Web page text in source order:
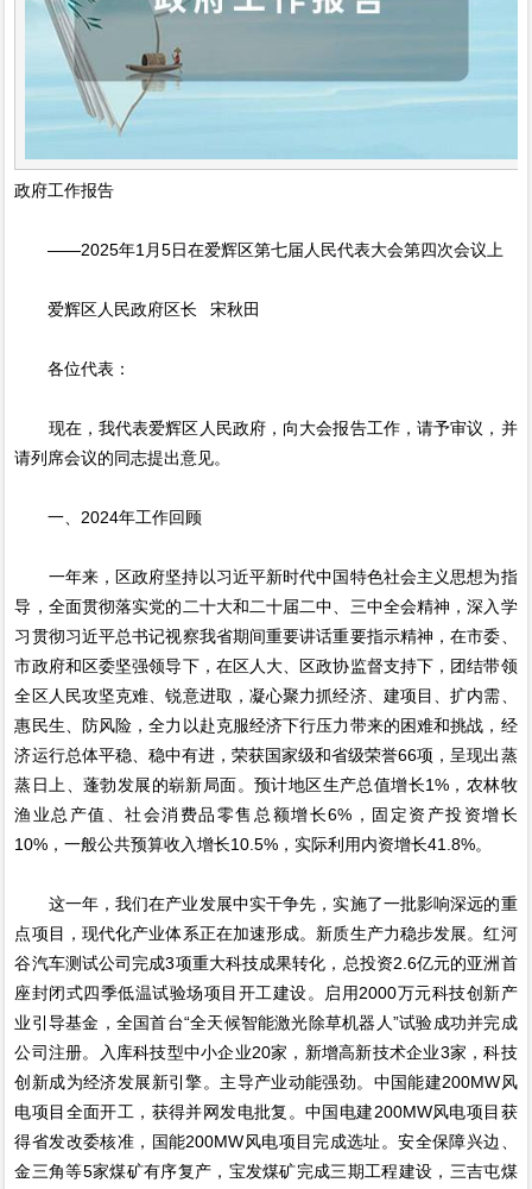
政府工作报告
——2025年1月5日在爱辉区第七届人民代表大会第四次会议上
爱辉区人民政府区长 宋秋田
各位代表：
现在，我代表爱辉区人民政府，向大会报告工作，请予审议，并
请列席会议的同志提出意见。
一、2024年工作回顾
一年来，区政府坚持以习近平新时代中国特色社会主义思想为指
导，全面贯彻落实党的二十大和二十届二中、三中全会精神，深入学
习贯彻习近平总书记视察我省期间重要讲话重要指示精神，在市委、
市政府和区委坚强领导下，在区人大、区政协监督支持下，团结带领
全区人民攻坚克难、锐意进取，凝心聚力抓经济、建项目、扩内需、
惠民生、防风险，全力以赴克服经济下行压力带来的困难和挑战，经
济运行总体平稳、稳中有进，荣获国家级和省级荣誉66项，呈现出蒸
蒸日上、蓬勃发展的崭新局面。预计地区生产总值增长1%，农林牧
渔业总产值、社会消费品零售总额增长6%，固定资产投资增长
10%，一般公共预算收入增长10.5%，实际利用内资增长41.8%。
这一年，我们在产业发展中实干争先，实施了一批影响深远的重
点项目，现代化产业体系正在加速形成。新质生产力稳步发展。红河
谷汽车测试公司完成3项重大科技成果转化，总投资2.6亿元的亚洲首
座封闭式四季低温试验场项目开工建设。启用2000万元科技创新产
业引导基金，全国首台“全天候智能激光除草机器人”试验成功并完成
公司注册。入库科技型中小企业20家，新增高新技术企业3家，科技
创新成为经济发展新引擎。主导产业动能强劲。中国能建200MW风
电项目全面开工，获得并网发电批复。中国电建200MW风电项目获
得省发改委核准，国能200MW风电项目完成选址。安全保障兴边、
金三角等5家煤矿有序复产，宝发煤矿完成三期工程建设，三吉屯煤